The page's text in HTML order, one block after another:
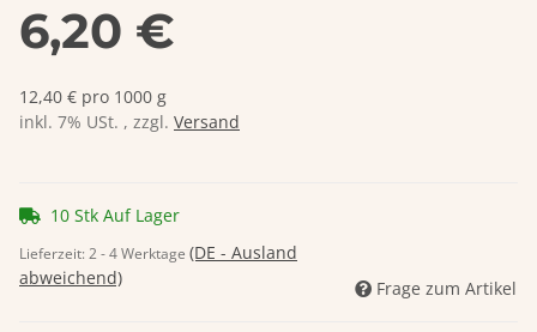
6,20 €
12,40 € pro 1000 g
inkl. 7% USt. , zzgl. Versand
10 Stk Auf Lager
Lieferzeit: 2 - 4 Werktage (DE - Ausland
abweichend)
Frage zum Artikel